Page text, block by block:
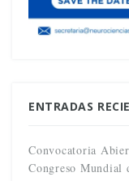
ENTRADAS
Convocatoria
Congreso Mundial